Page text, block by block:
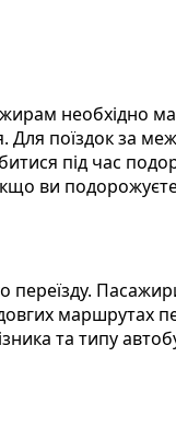
необхідно
поїздок за
під час
ви
маршрутах
та типу